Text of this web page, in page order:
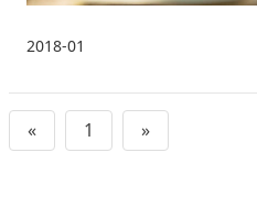
2018-01
« 1 »